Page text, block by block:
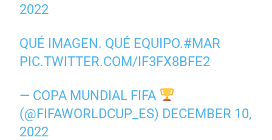
2022
QUÉ IMAGEN. QUÉ EQUIPO.#MAR
PIC.TWITTER.COM/IF3FX8BFE2
— COPA MUNDIAL FIFA
(@FIFAWORLDCUP_ES) DECEMBER 10,
2022